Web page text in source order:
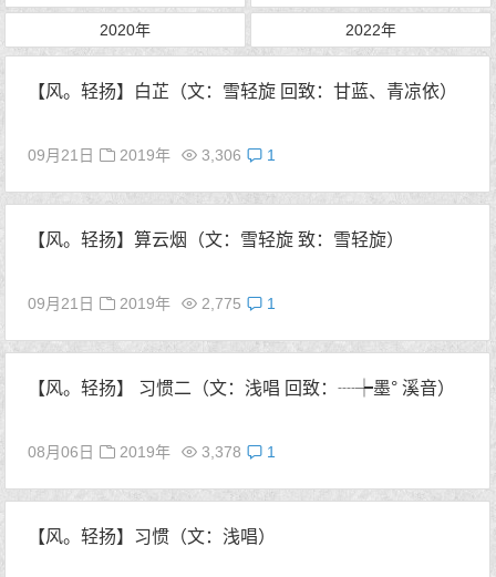
2020年 2022年
【风。轻扬】白芷（文：雪轻旋 回致：甘蓝、青凉依）
09月21日 2019年 3,306 1
【风。轻扬】算云烟（文：雪轻旋 致：雪轻旋）
09月21日 2019年 2,775 1
【风。轻扬】 习惯二（文：浅唱 回致：┈┾墨° 溪音）
08月06日 2019年 3,378 1
【风。轻扬】习惯（文：浅唱）